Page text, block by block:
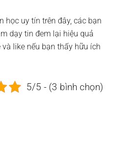
học uy tín trên đây, các bạn
dạy tin đem lại hiệu quả
like nếu bạn thấy hữu ích
5/5 - (3 bình chọn)